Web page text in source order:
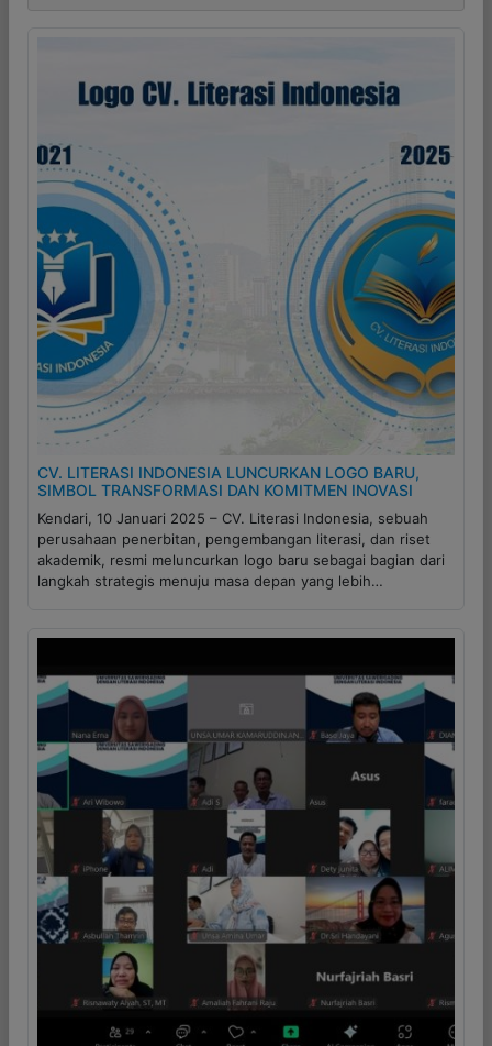
CV. LITERASI INDONESIA LUNCURKAN LOGO BARU,
SIMBOL TRANSFORMASI DAN KOMITMEN INOVASI
Kendari, 10 Januari 2025 – CV. Literasi Indonesia, sebuah
perusahaan penerbitan, pengembangan literasi, dan riset
akademik, resmi meluncurkan logo baru sebagai bagian dari
langkah strategis menuju masa depan yang lebih…